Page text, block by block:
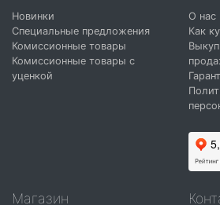
Новинки
Специальные предложения
Комиссионные товары
Комиссионные товары с
уценкой
О нас
Как
Магазин